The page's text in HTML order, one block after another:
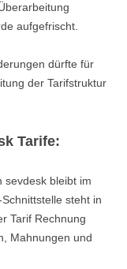
aufgefrischt.
dürfte für
der Tarifstruktur
Tarife:
sevdesk bleibt im
steht in
Tarif Rechnung
Mahnungen und